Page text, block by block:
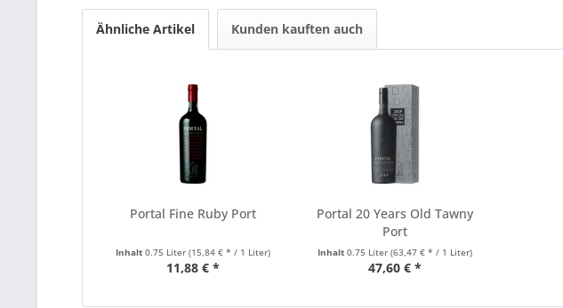
Ähnliche Artikel Kunden kauften auch
Portal Fine Ruby Port
Inhalt 0.75 Liter (15,84 € * / 1 Liter)
11,88 € *
Portal 20 Years Old Tawny
Port
Inhalt0.75 Liter(63,47 € * / 1 Liter)
47,60 € *